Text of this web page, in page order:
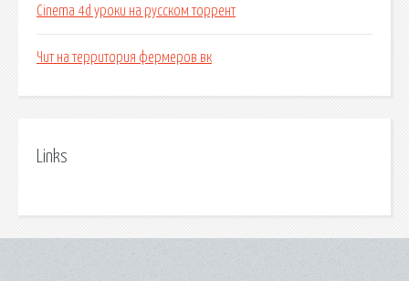
Cinema 4d уроки на русском торрент
Чит на территория фермеров вк
Links